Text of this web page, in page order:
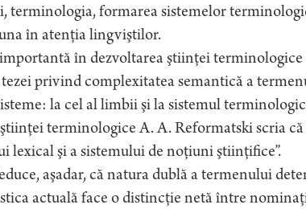
terminologia, formarea sistemelor
în atenţia lingviştilor.
în dezvoltarea ştiinţei
privind complexitatea semantică a
la cel al limbii şi la sistemul
terminologice A. A. Reformatski scria
lexical şi a sistemului de noţiuni ştiinţifice”.
aşadar, că natura dublă a termenului
actuală face o distincţie netă între